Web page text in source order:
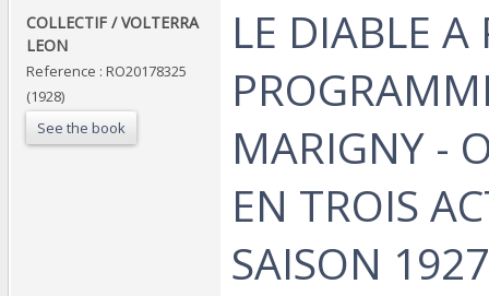
‎COLLECTIF / VOLTERRA
LEON‎
Reference : RO20178325
(1928)
See the book
‎LE DIABLE A
MARIGNY -
EN TROIS
SAISON